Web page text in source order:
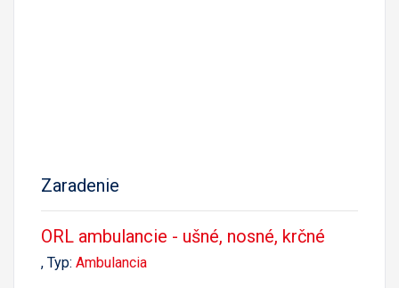
Zaradenie
ORL ambulancie - ušné, nosné, krčné
, Typ: Ambulancia